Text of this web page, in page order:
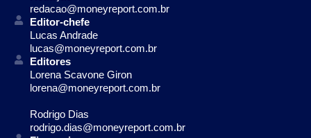
redacao@moneyreport.com.br
Editor-chefe
Lucas Andrade
lucas@moneyreport.com.br
Editores
Lorena Scavone Giron
lorena@moneyreport.com.br
Rodrigo Dias
rodrigo.dias@moneyreport.com.br